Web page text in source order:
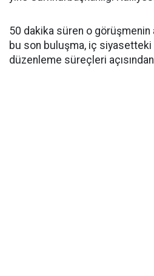
50 dakika süren o görüşmenin
bu son buluşma, iç siyasetteki
düzenleme süreçleri